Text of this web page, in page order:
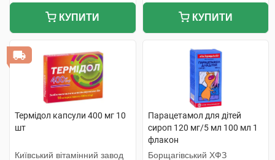
КУПИТИ КУПИТИ
Термідол капсули 400 мг 10
шт
Київський вітамінний завод
Парацетамол для дітей
сироп 120 мг/5 мл 100 мл 1
флакон
Борщагівський ХФЗ